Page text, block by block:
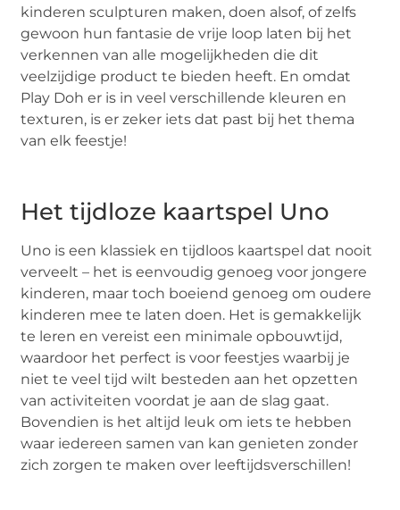
kinderen sculpturen maken, doen alsof, of zelfs
gewoon hun fantasie de vrije loop laten bij het
verkennen van alle mogelijkheden die dit
veelzijdige product te bieden heeft. En omdat
Play Doh er is in veel verschillende kleuren en
texturen, is er zeker iets dat past bij het thema
van elk feestje!
Het tijdloze kaartspel Uno
Uno is een klassiek en tijdloos kaartspel dat nooit
verveelt – het is eenvoudig genoeg voor jongere
kinderen, maar toch boeiend genoeg om oudere
kinderen mee te laten doen. Het is gemakkelijk
te leren en vereist een minimale opbouwtijd,
waardoor het perfect is voor feestjes waarbij je
niet te veel tijd wilt besteden aan het opzetten
van activiteiten voordat je aan de slag gaat.
Bovendien is het altijd leuk om iets te hebben
waar iedereen samen van kan genieten zonder
zich zorgen te maken over leeftijdsverschillen!